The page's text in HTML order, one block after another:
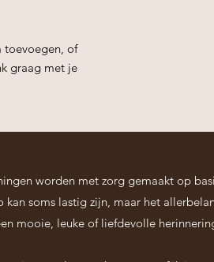
toevoegen, of
graag met je
worden met zorg gemaakt op
kan soms lastig zijn, maar het
mooie, leuke of liefdevolle